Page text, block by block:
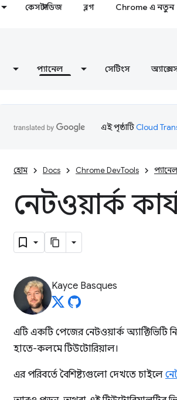
কেস স্টাডিজ ব্লগ Chrome এ নতুন
প্যানেল সেটিংস
এই পৃষ্ঠাটিCloud
হোম Docs Chrome DevTools প্যানেল
নেটওয়ার্ক
Kayce Basques
এটি একটি পেজের নেটওয়ার্ক অ্যাক্টিভিটি
হাতে-কলমে টিউটোরিয়াল।
এর পরিবর্তে বৈশিষ্ট্যগুলো দেখতে চাইলে